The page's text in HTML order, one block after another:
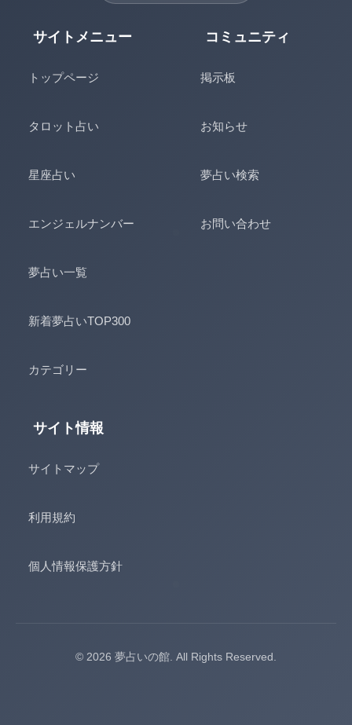
サイトメニュー
トップページ
タロット占い
星座占い
エンジェルナンバー
夢占い一覧
新着夢占いTOP300
カテゴリー
コミュニティ
掲示板
お知らせ
夢占い検索
お問い合わせ
サイト情報
サイトマップ
利用規約
個人情報保護方針
© 2026 夢占いの館. All Rights Reserved.